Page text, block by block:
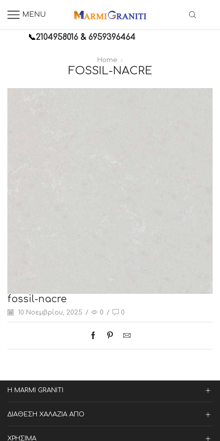
MENU
📞2104958016 &6959396464
Home
FOSSIL-NACRE
fossil-nacre
10 Νοεμβρίου, 2025 / 0 / 0
Η MARMI GRANITI
ΔΙΑΘΕΣΗ ΧΑΛΑΖΙΑ ΑΠΟ
ΧΡΗΣΙΜΑ